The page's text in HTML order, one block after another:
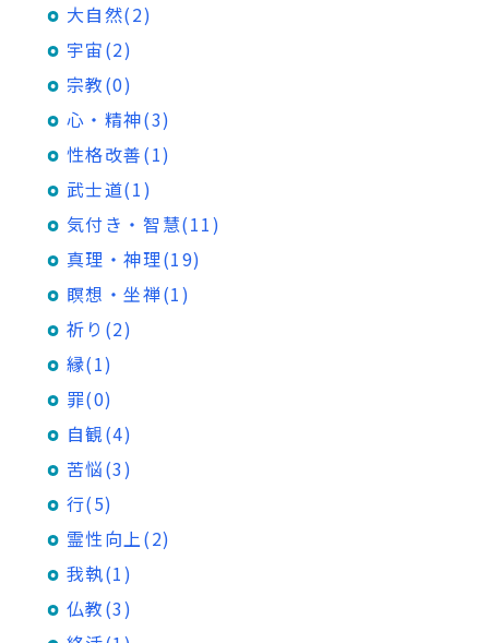
大自然(2)
宇宙(2)
宗教(0)
心・精神(3)
性格改善(1)
武士道(1)
気付き・智慧(11)
真理・神理(19)
瞑想・坐禅(1)
祈り(2)
縁(1)
罪(0)
自観(4)
苦悩(3)
行(5)
霊性向上(2)
我執(1)
仏教(3)